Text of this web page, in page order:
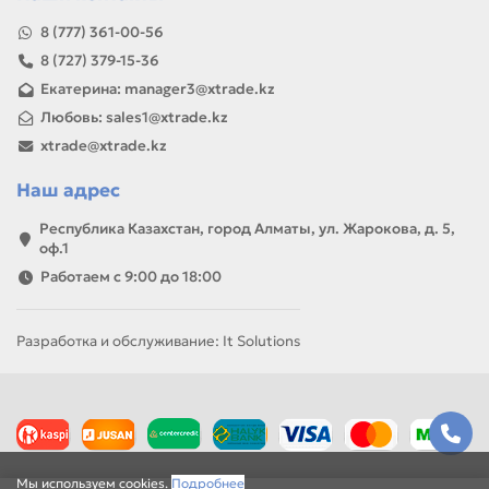
Мы используем cookies. Подробнее
8 (777) 361-00-56
8 (727) 379-15-36
Екатерина: manager3@xtrade.kz
Любовь: sales1@xtrade.kz
xtrade@xtrade.kz
Наш адрес
Республика Казахстан, город Алматы, ул. Жарокова, д. 5,
оф.1
Работаем с 9:00 до 18:00
Разработка и обслуживание: It Solutions